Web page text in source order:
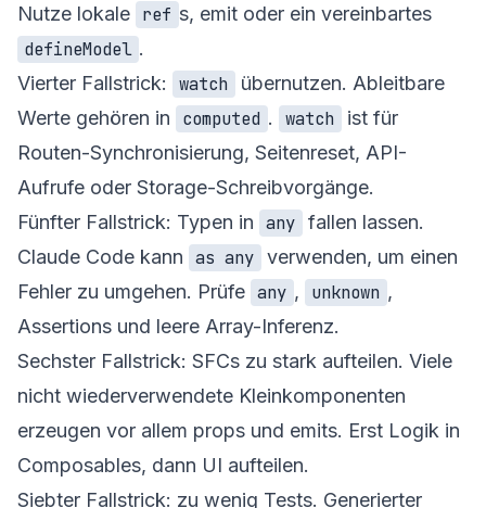
Nutze lokale ref s, emit oder ein vereinbartes
defineModel .
Vierter Fallstrick:
watch
übernutzen. Ableitbare
Werte gehören in
computed . watch
ist für
Routen-Synchronisierung, Seitenreset, API-
Aufrufe oder Storage-Schreibvorgänge.
Fünfter Fallstrick: Typen in any fallen lassen.
Claude Code kann as any verwenden, um einen
Fehler zu umgehen. Prüfe any , unknown ,
Assertions und leere Array-Inferenz.
Sechster Fallstrick: SFCs zu stark aufteilen. Viele
nicht wiederverwendete Kleinkomponenten
erzeugen vor allem props und emits. Erst Logik in
Composables, dann UI aufteilen.
Siebter Fallstrick: zu wenig Tests. Generierter